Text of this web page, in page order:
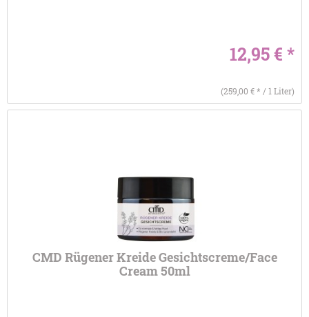
12,95 € *
(259,00 € * / 1 Liter)
CMD Rügener Kreide Gesichtscreme/Face
Cream 50ml